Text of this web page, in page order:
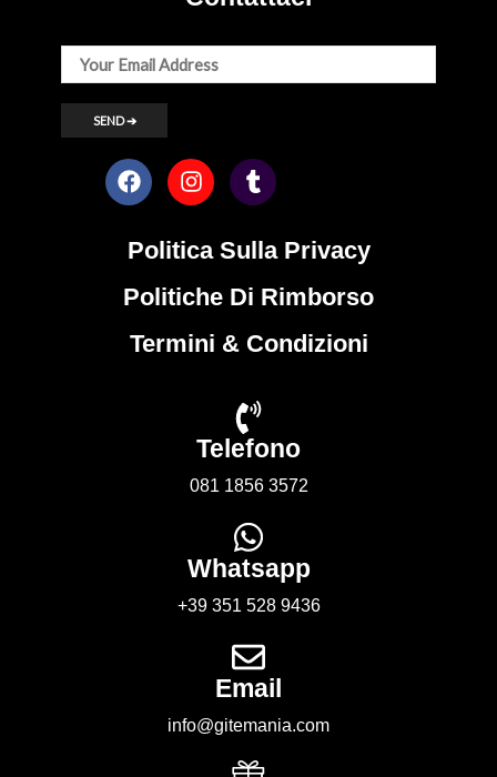
Politica Sulla Privacy
Politiche Di Rimborso
Termini & Condizioni
Telefono
081 1856 3572
Whatsapp
+39 351 528 9436
Email
info@gitemania.com